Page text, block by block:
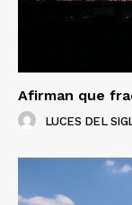
Afirman que
LUCES DEL